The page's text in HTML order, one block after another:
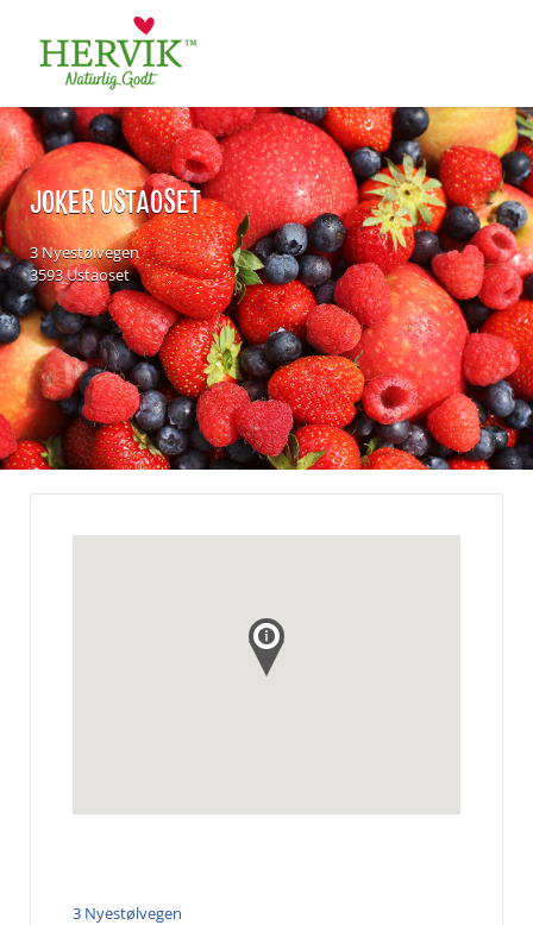
for:
JOKER USTAOSET
3 Nyestølvegen
3593 Ustaoset
3 Nyestølvegen